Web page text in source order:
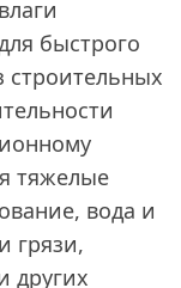
быстрого
строительных
тяжелые
вода и
грязи,
других